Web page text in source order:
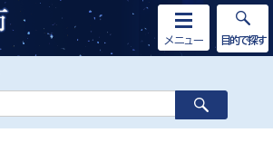
メニュー 目的で探す